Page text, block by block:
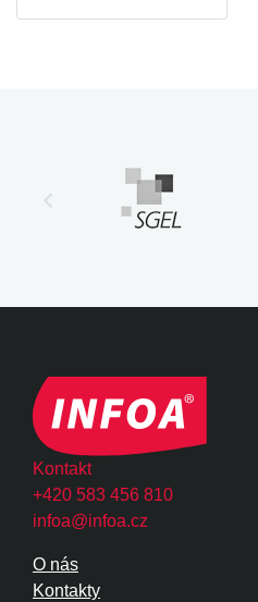
Kontakt
+420 583 456 810
infoa@infoa.cz
O nás
Kontakty